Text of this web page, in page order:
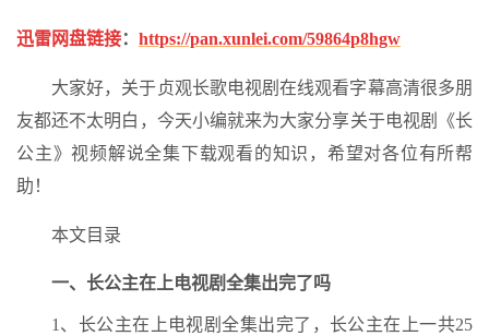
迅雷网盘链接： https://pan.xunlei.com/59864p8hgw
大家好，关于贞观长歌电视剧在线观看字幕高清很多朋
友都还不太明白，今天小编就来为大家分享关于电视剧《长
公主》视频解说全集下载观看的知识，希望对各位有所帮
助！
本文目录
一、长公主在上电视剧全集出完了吗
1、长公主在上电视剧全集出完了，长公主在上一共25